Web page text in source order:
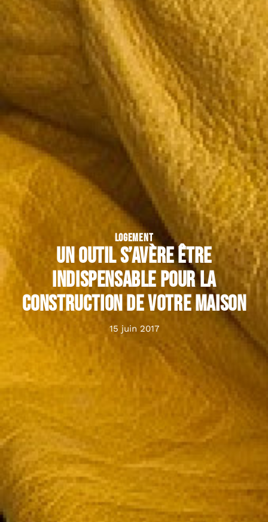
LOGEMENT
Un outil s’avère être
indispensable pour la
construction de votre maison
15 juin 2017